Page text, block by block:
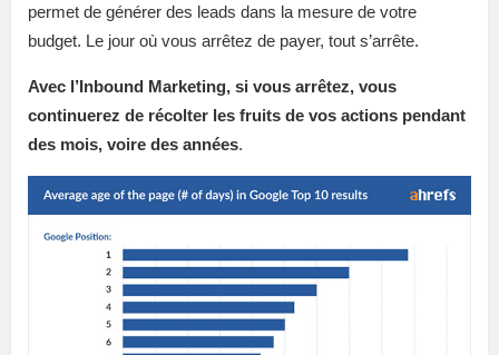
permet de générer des leads dans la mesure de votre
budget. Le jour où vous arrêtez de payer, tout s’arrête.
Avec l’Inbound Marketing, si vous arrêtez, vous
continuerez de récolter les fruits de vos actions pendant
des mois, voire des années.